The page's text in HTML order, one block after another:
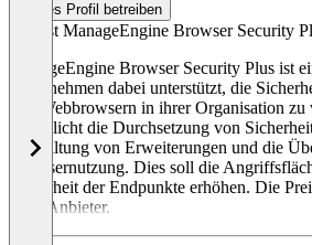
Dieses Profil betreiben
Was ist ManageEngine Browser Security
ManageEngine Browser Security Plus ist
Unternehmen dabei unterstützt, die
von Webbrowsern in ihrer Organisation
ermöglicht die Durchsetzung von
Verwaltung von Erweiterungen und die
Browsernutzung. Dies soll die
Sicherheit der Endpunkte erhöhen. Die
beim Anbieter.